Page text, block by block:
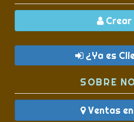
Crear
¿Ya es
SOBRE
Ventas en